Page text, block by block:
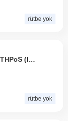
rütbe yok
ETHPoS (IOU)
rütbe yok